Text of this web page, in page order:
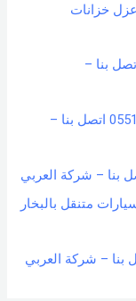
شركة تنظيف خزانات بعرعر – 0551154864 عزل خزانات
شركة تنظيف موكيت بحائل – 0551154864 اتصل بنا –
شركة كشف تسربات المياه بحائل – 0551154864 اتصل بنا –
متنقل بالبخار